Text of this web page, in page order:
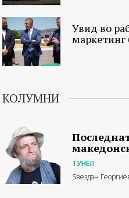
Увид во
маркетинг
КОЛУМНИ
ТУНЕЛ
Ѕвездан